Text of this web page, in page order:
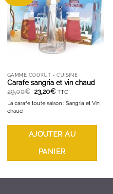
GAMME COOKUT - CUISINE
Carafe sangria et vin chaud
29,00€ Le
prix
initial
23,20€Le
actuel
TTC
La carafe toute saison : Sangria et Vin
chaud
AJOUTER AU
PANIER